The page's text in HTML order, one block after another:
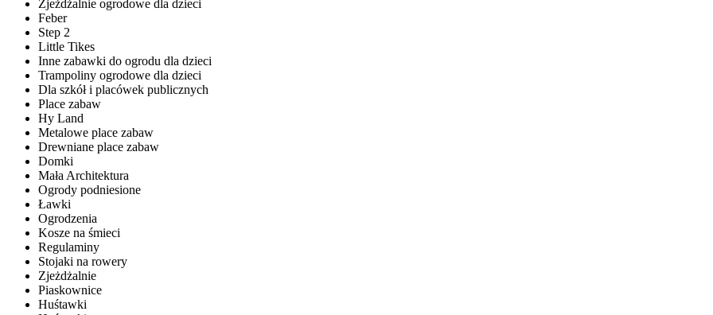
Zjeżdżalnie ogrodowe dla dzieci
Feber
Step 2
Little Tikes
Inne zabawki do ogrodu dla dzieci
Trampoliny ogrodowe dla dzieci
Dla szkół i placówek publicznych
Place zabaw
Hy Land
Metalowe place zabaw
Drewniane place zabaw
Domki
Mała Architektura
Ogrody podniesione
Ławki
Ogrodzenia
Kosze na śmieci
Regulaminy
Stojaki na rowery
Zjeżdżalnie
Piaskownice
Huśtawki